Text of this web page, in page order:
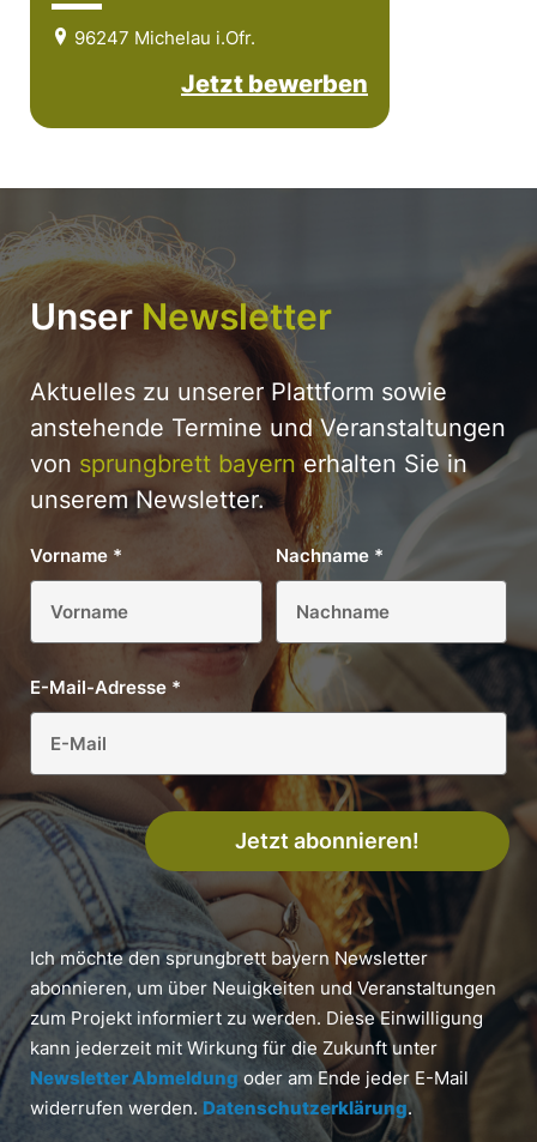
96247 Michelau i.Ofr.
Jetzt bewerben
Unser Newsletter
Aktuelles zu unserer Plattform sowie
anstehende Termine und Veranstaltungen
von sprungbrett bayern erhalten Sie in
unserem Newsletter.
Vorname * Nachname *
E-Mail-Adresse *
Jetzt abonnieren!
Ich möchte den sprungbrett bayern Newsletter
abonnieren, um über Neuigkeiten und Veranstaltungen
zum Projekt informiert zu werden. Diese Einwilligung
kann jederzeit mit Wirkung für die Zukunft unter
Newsletter Abmeldung oder am Ende jeder E-Mail
widerrufen werden. Datenschutzerklärung.